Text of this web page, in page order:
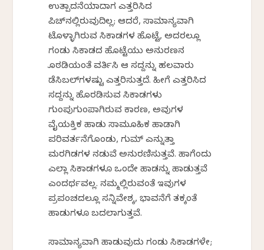
ಉತ್ಪಾದನೆಯಾದಾಗ ಎತ್ತರಿಸಿದ
ಪಿಚ್‍ನಲ್ಲಿರುವುದಿಲ್ಲ; ಆದರೆ, ಸಾಮಾನ್ಯವಾಗಿ
ಟೊಳ್ಳಾಗಿರುವ ಸಿಕಾಡಗಳ ಹೊಟ್ಟೆ, ಅದರಲ್ಲೂ
ಗಂಡು ಸಿಕಾಡದ ಹೊಟ್ಟೆಯು ಅನುರಣನ
ಕೊಠಡಿಯಂತೆ ವರ್ತಿಸಿ ಆ ಸದ್ದನ್ನು ಹಲವಾರು
ಡೆಸಿಬಲ್‍ಗಳಷ್ಟು ಎತ್ತರಿಸುತ್ತದೆ. ಹೀಗೆ ಎತ್ತರಿಸಿದ
ಸದ್ದನ್ನು ಹೊರಡಿಸುವ ಸಿಕಾಡಗಳು
ಗುಂಪುಗುಂಪಾಗಿರುವ ಕಾರಣ, ಅವುಗಳ
ವೈಯಕ್ತಿಕ ಹಾಡು ಸಾಮೂಹಿಕ ಹಾಡಾಗಿ
ಪರಿವರ್ತನೆಗೊಂಡು, ಗುಮ್ ಎನ್ನುತ್ತಾ
ಮರಗಿಡಗಳ ನಡುವೆ ಅನುರಣಿಸುತ್ತವೆ. ಹಾಗೆಂದು
ಎಲ್ಲಾ ಸಿಕಾಡಗಳೂ ಒಂದೇ ಹಾಡನ್ನು ಹಾಡುತ್ತವೆ
ಎಂದರ್ಥವಲ್ಲ. ನಮ್ಮಲ್ಲಿರುವಂತೆ ಇವುಗಳ
ಪ್ರಪಂಚದಲ್ಲೂ ಸನ್ನಿವೇಶಕ್ಕೆ, ಭಾವನೆಗೆ ತಕ್ಕಂತೆ
ಹಾಡುಗಳೂ ಬದಲಾಗುತ್ತವೆ.
ಸಾಮಾನ್ಯವಾಗಿ ಹಾಡುವುದು ಗಂಡು ಸಿಕಾಡಗಳೇ;